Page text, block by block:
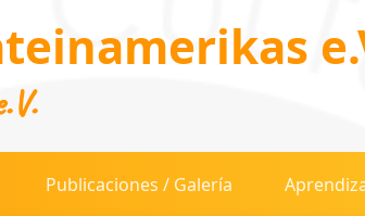
Publicaciones / Galería